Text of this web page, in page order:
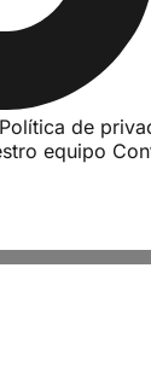
Política de
equipo